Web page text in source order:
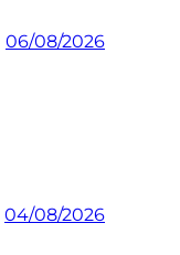
06/08/2026
04/08/2026